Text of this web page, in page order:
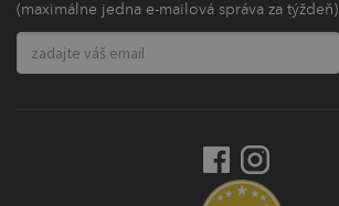
(maximálne jedna e-mailová správa za týždeň)